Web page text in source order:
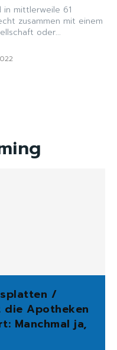
zusammen mit einem
oder...
/
Apotheken
Manchmal ja,